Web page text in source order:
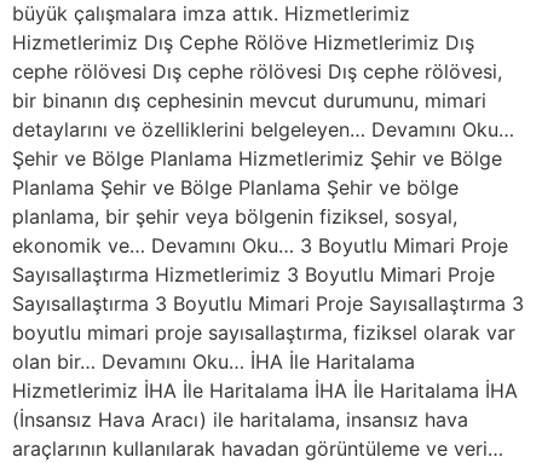
büyük çalışmalara imza attık. Hizmetlerimiz
Hizmetlerimiz Dış Cephe Rölöve Hizmetlerimiz Dış
cephe rölövesi Dış cephe rölövesi Dış cephe rölövesi,
bir binanın dış cephesinin mevcut durumunu, mimari
detaylarını ve özelliklerini belgeleyen… Devamını Oku…
Şehir ve Bölge Planlama Hizmetlerimiz Şehir ve Bölge
Planlama Şehir ve Bölge Planlama Şehir ve bölge
planlama, bir şehir veya bölgenin fiziksel, sosyal,
ekonomik ve… Devamını Oku… 3 Boyutlu Mimari Proje
Sayısallaştırma Hizmetlerimiz 3 Boyutlu Mimari Proje
Sayısallaştırma 3 Boyutlu Mimari Proje Sayısallaştırma 3
boyutlu mimari proje sayısallaştırma, fiziksel olarak var
olan bir… Devamını Oku… İHA İle Haritalama
Hizmetlerimiz İHA İle Haritalama İHA İle Haritalama İHA
(İnsansız Hava Aracı) ile haritalama, insansız hava
araçlarının kullanılarak havadan görüntüleme ve veri…